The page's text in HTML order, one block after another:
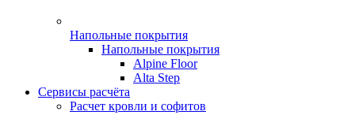
Напольные покрытия
Напольные покрытия
Alpine Floor
Alta Step
Сервисы расчёта
Расчет кровли и софитов